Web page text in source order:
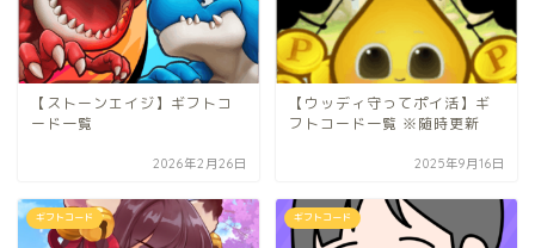
【ストーンエイジ】ギフトコ
ード一覧
2026年2月26日
【ウッディ守ってポイ活】ギ
フトコード一覧 ※随時更新
2025年9月16日
ギフトコード ギフトコード